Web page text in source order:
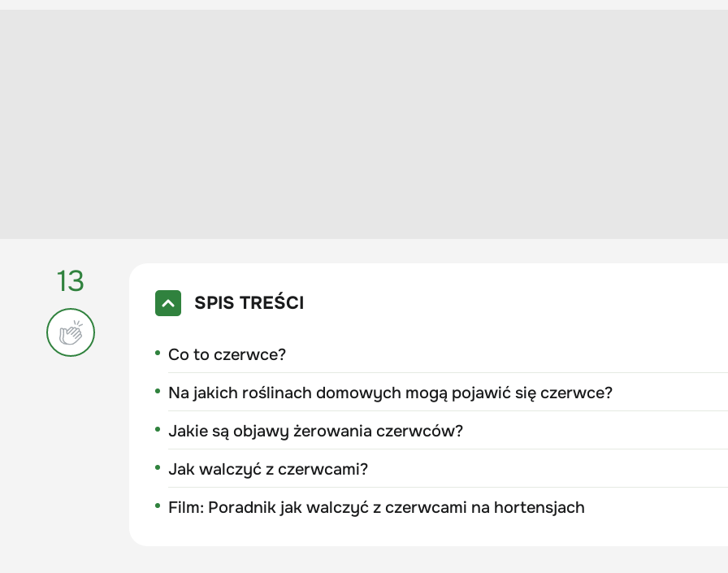
13
SPIS TREŚCI
Co to czerwce?
Na jakich roślinach domowych mogą pojawić się czerwce?
Jakie są objawy żerowania czerwców?
Jak walczyć z czerwcami?
Film: Poradnik jak walczyć z czerwcami na hortensjach